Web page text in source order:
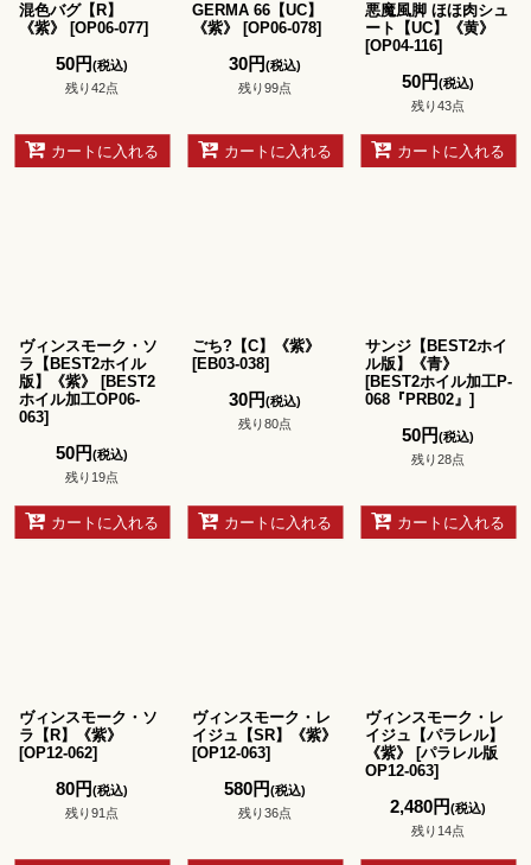
混色バグ【R】
《紫》
[OP06-077]
50円(税込)
残り42点
カートに入れる
GERMA 66【UC】
《紫》
[OP06-078]
30円(税込)
残り99点
カートに入れる
悪魔風脚 ほほ肉シュ
ート【UC】《黄》
[OP04-116]
50円(税込)
残り43点
カートに入れる
ヴィンスモーク・ソ
ラ【BEST2ホイル
版】《紫》
[BEST2
ホイル加工OP06-
063]
50円(税込)
残り19点
カートに入れる
ごち?【C】《紫》
[EB03-038]
30円(税込)
残り80点
カートに入れる
サンジ【BEST2ホイ
ル版】《青》
[BEST2ホイル加工P-
068『PRB02』 ]
50円(税込)
残り28点
カートに入れる
ヴィンスモーク・ソ
ラ【R】《紫》
[OP12-062]
80円(税込)
残り91点
ヴィンスモーク・レ
イジュ【SR】《紫》
[OP12-063]
580円(税込)
残り36点
ヴィンスモーク・レ
イジュ【パラレル】
《紫》
[パラレル版
OP12-063]
2,480円(税込)
残り14点